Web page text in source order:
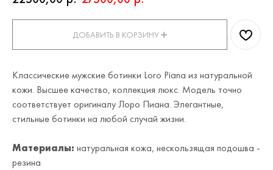
ДОБАВИТЬ В КОРЗИНУ ➕
Классические мужские ботинки Loro Piana из натуральной
кожи. Высшее качество, коллекция люкс. Модель точно
соответствует оригиналу Лоро Пиана. Элегантные,
стильные ботинки на любой случай жизни.
Материалы: натуральная кожа, нескользящая подошва -
резина